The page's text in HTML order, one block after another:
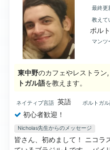
最終更
教えて
ポル
マンツ
東中野のカフェやレストラ
トガル語を教えます。
ネイティブ言語 英語 ポルトガ
初心者歓迎！
Nicholas先生からのメッセージ
皆さん、初めまして！ ニコラ